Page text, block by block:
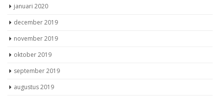
januari 2020
december 2019
november 2019
oktober 2019
september 2019
augustus 2019